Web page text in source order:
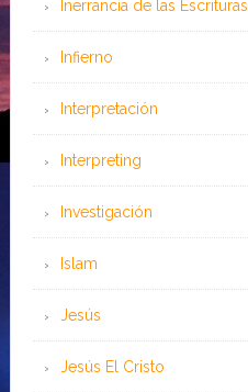
Inerrancia de las Escrituras
Infierno
Interpretación
Interpreting
Investigación
Islam
Jesús
Jesús El Cristo